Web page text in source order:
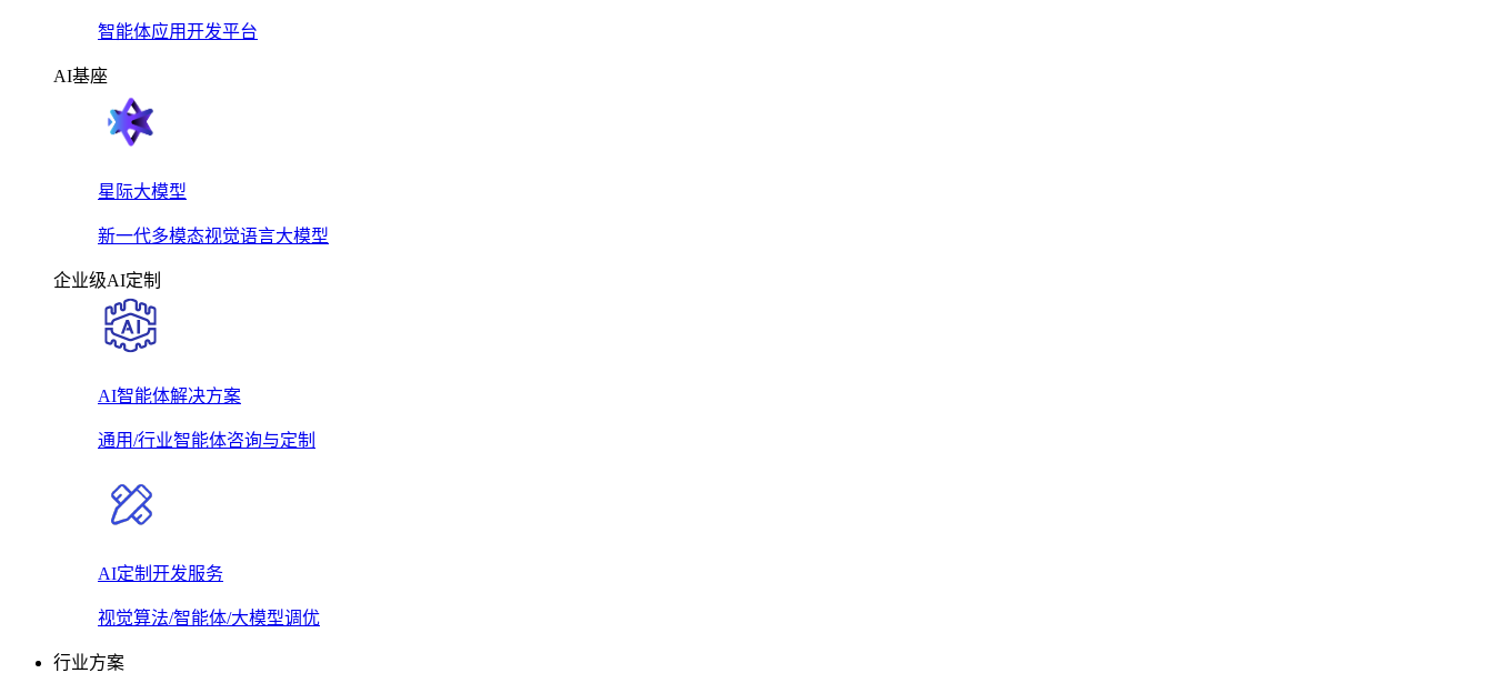
智能体应用开发平台
AI基座
星际大模型
新一代多模态视觉语言大模型
企业级AI定制
AI智能体解决方案
通用/行业智能体咨询与定制
AI定制开发服务
视觉算法/智能体/大模型调优
行业方案